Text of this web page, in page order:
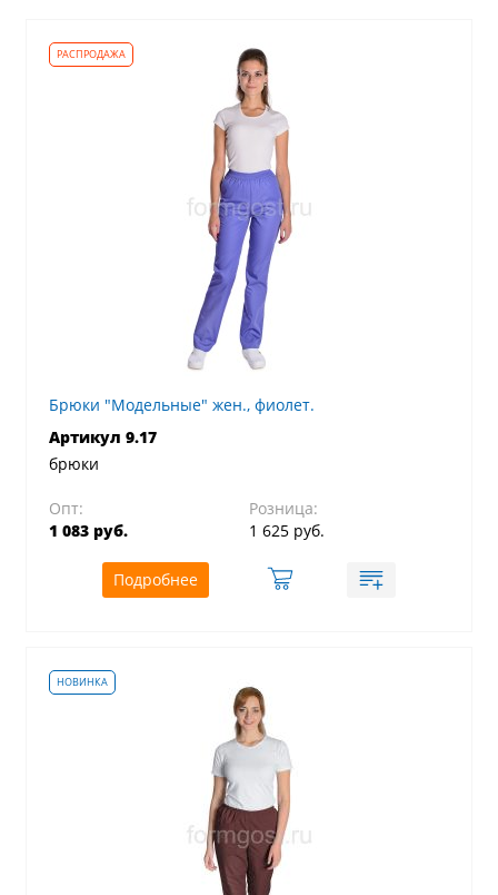
Брюки "Модельные" жен., фиолет.
Артикул 9.17
брюки
Опт:
1 083 руб.
Розница:
1 625 руб.
Подробнее